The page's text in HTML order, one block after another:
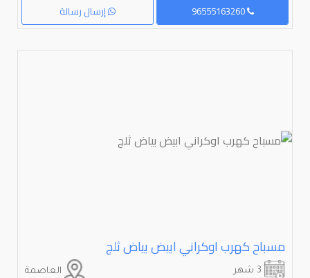
إرسال رسالة 96555163260
مسباح كهرب اوكراني ابيض بياض ثلج
العاصمة